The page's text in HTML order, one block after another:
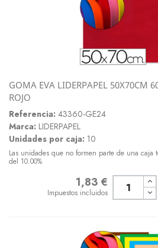
GOMA EVA LIDERPAPEL 50X70CM
ROJO
Referencia: 43360-GE24
Marca: LIDERPAPEL
Unidades por caja: 10
Las unidades que no formen parte de una
del 10.00%
1,83 €
Impuestos incluidos